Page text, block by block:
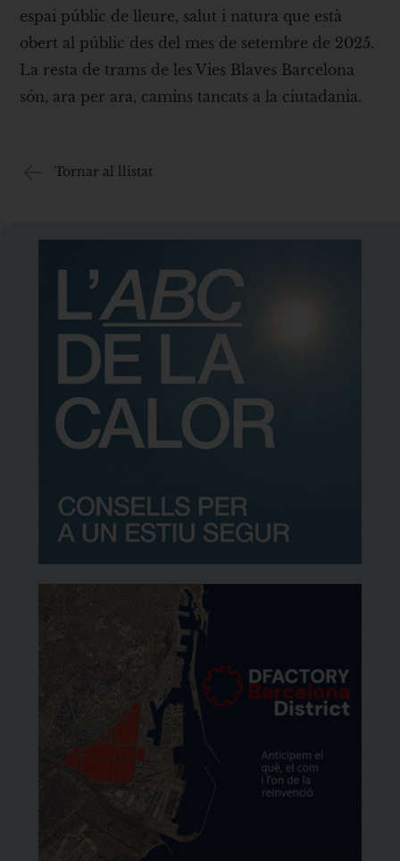
espai públic de lleure, salut i natura que està
obert al públic des del mes de setembre de 2025.
La resta de trams de les Vies Blaves Barcelona
són, ara per ara, camins tancats a la ciutadania.
Tornar al llistat